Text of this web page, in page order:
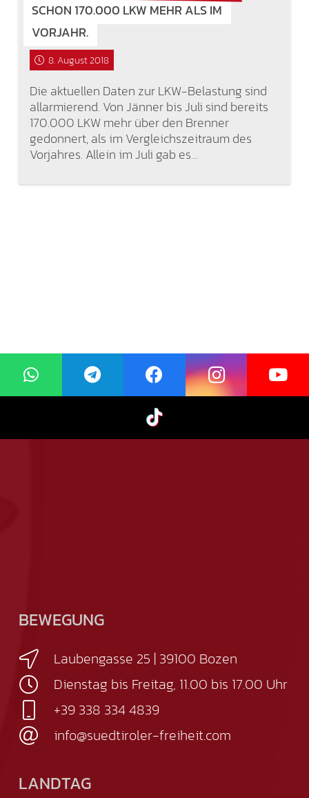
SCHON 170.000 LKW MEHR ALS IM
VORJAHR.
8. August 2018
Die aktuellen Daten zur LKW-Belastung sind
allarmierend. Von Jänner bis Juli sind bereits
170.000 LKW mehr über den Brenner
gedonnert, als im Vergleichszeitraum des
Vorjahres. Allein im Juli gab es…
BEWEGUNG
Laubengasse 25 | 39100 Bozen
Dienstag bis Freitag, 11.00 bis 17.00 Uhr
+39 338 334 4839
info@suedtiroler-freiheit.com
LANDTAG